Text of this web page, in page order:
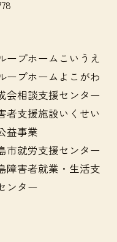
ープホームこいうえ
ープホームよこがわ
会相談支援センター
者支援施設いくせい
益事業
市就労支援センター
障害者就業・生活支
ンター